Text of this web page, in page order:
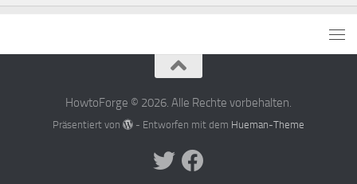
HowtoForge © 2026. Alle Rechte vorbehalten.
Präsentiert von - Entworfen mit dem Hueman-Theme